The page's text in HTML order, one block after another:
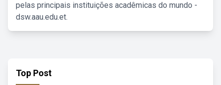
pelas principais instituições acadêmicas do mundo -
dsw.aau.edu.et.
Top Post